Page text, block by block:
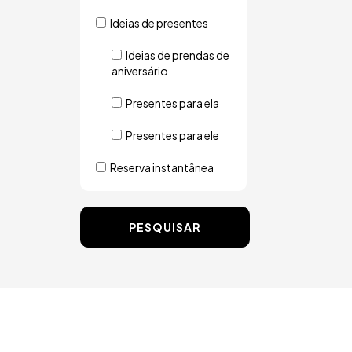
Ideias de presentes
Ideias de prendas de
aniversário
Presentes para ela
Presentes para ele
Reserva instantânea
PESQUISAR